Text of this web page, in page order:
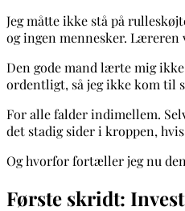
Jeg måtte ikke stå på
og ingen mennesker. Læreren
Den gode mand lærte mig
ordentligt, så jeg ikke kom til
For alle falder indimellem.
det stadig sider i kroppen,
Og hvorfor fortæller jeg nu
Første skridt: